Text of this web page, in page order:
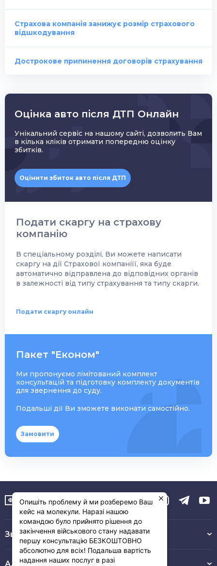
Страхова компанія занижує розмір страхового
відшкодування
Дострокове припинення договорів страхування
Оцінка авто після ДТП Онлайн
Унікальний сервіс на нашому сайті, дозволить Вам
в кілька кліків отримати попередню оцінку
збитків.
Оцінити збиток авто після ДТП
Подати скаргу на страхову
компанію
В спеціальному розділі, Ви можете написати
скаргу на дії Страхової компаніїї, яка буде
автоматично відправлена до відповідних органів
в залежності від типу страхування та типу скарги.
Подати скаргу онлайн
Пакет "Економ"
Ми пропонуємо лімітований комплект
консультацій та підготовку комплекту документів
для звернення до суду.
Подальші дії Ви зможете виконати самостійно.
Замовити
Зв’язок з нами :
Адреса
Опишіть проблему й ми розберемо Ваш
кейс на молекули. Наразі нашою
командою було прийнято рішення до
закінчення військового стану надавати
першу консультацію БЕЗКОШТОВНО
абсолютно для всіх! Подальша вартість
надання наших послуг в разі